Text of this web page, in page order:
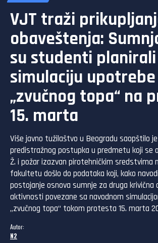
VJT traži
obaveštenja:
su studenti planirali
simulaciju upotrebe
„zvučnog topa“ na
15. marta
Više javno tužilaštvo u Beogradu saopštilo
predistražnog postupka u predmetu koji se
Ž. i požar izazvan pirotehničkim sredstvima
fakultetu došlo do podataka koji, kako
postojanje osnova sumnje za druga krivična
aktivnosti povezane sa navodnom
„zvučnog topa“ tokom protesta 15. marta
Autor:
N2